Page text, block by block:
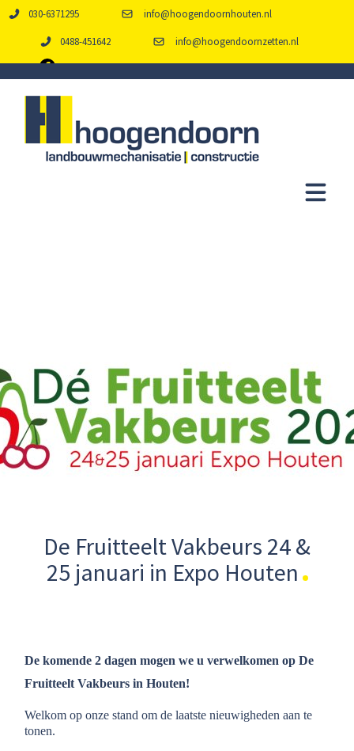
030-6371295 info@hoogendoornhouten.nl
0488-451642 info@hoogendoornzetten.nl
De Fruitteelt Vakbeurs 24 &
25 januari in Expo Houten
De komende 2 dagen mogen we u verwelkomen op De
Fruitteelt Vakbeurs in Houten!
Welkom op onze stand om de laatste nieuwigheden aan te
tonen.